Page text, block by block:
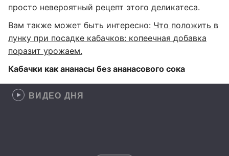
просто невероятный рецепт этого деликатеса.
Вам также может быть интересно: Что положить в
лунку при посадке кабачков: копеечная добавка
поразит урожаем.
Кабачки как ананасы без ананасового сока
ВИДЕО ДНЯ